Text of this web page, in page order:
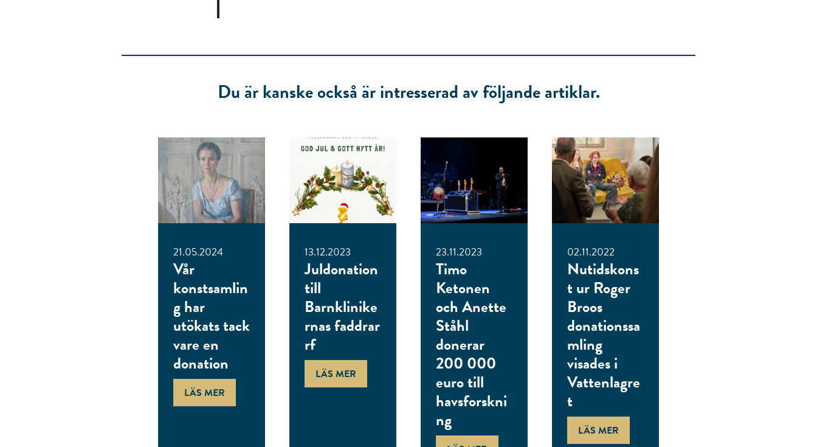
Du är kanske också är intresserad av följande artiklar.
21.05.2024
Vår
konstsamlin
g har
utökats tack
vare en
donation
LÄS MER
13.12.2023
Juldonation
till
Barnklinike
rnas faddrar
rf
LÄS MER
23.11.2023
Timo
Ketonen
och Anette
Ståhl
donerar
200 000
euro till
havsforskni
ng
02.11.2022
Nutidskons
t ur Roger
Broos
donationssa
mling
visades i
Vattenlagre
t
LÄS MER